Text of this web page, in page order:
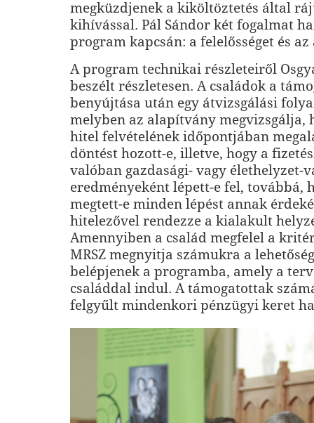
megküzdjenek a kiköltöztetés által
kihívással. Pál Sándor két fogalmat
program kapcsán: a felelősséget és
A program technikai részleteiről
beszélt részletesen. A családok a
benyújtása után egy átvizsgálási
melyben az alapítvány megvizsgálja,
hitel felvételének időpontjában
döntést hozott-e, illetve, hogy a
valóban gazdasági- vagy élethelyzet-
eredményeként lépett-e fel, továbbá,
megtett-e minden lépést annak
hitelezővel rendezze a kialakult
Amennyiben a család megfelel a
MRSZ megnyitja számukra a
belépjenek a programba, amely a
családdal indul. A támogatottak
felgyűlt mindenkori pénzügyi keret